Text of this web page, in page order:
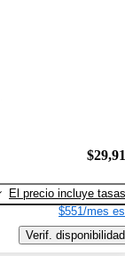
El precio incluye tasas
$551/mes
Verif. disponibilidad